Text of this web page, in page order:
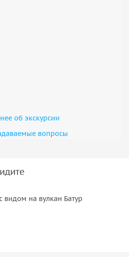
об экскурсии
вопросы
видом на вулкан Батур